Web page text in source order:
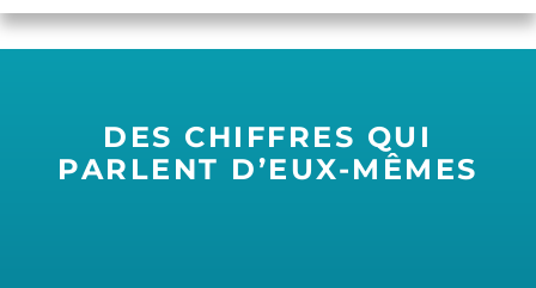
DES CHIFFRES QUI
PARLENT D’EUX-MÊMES